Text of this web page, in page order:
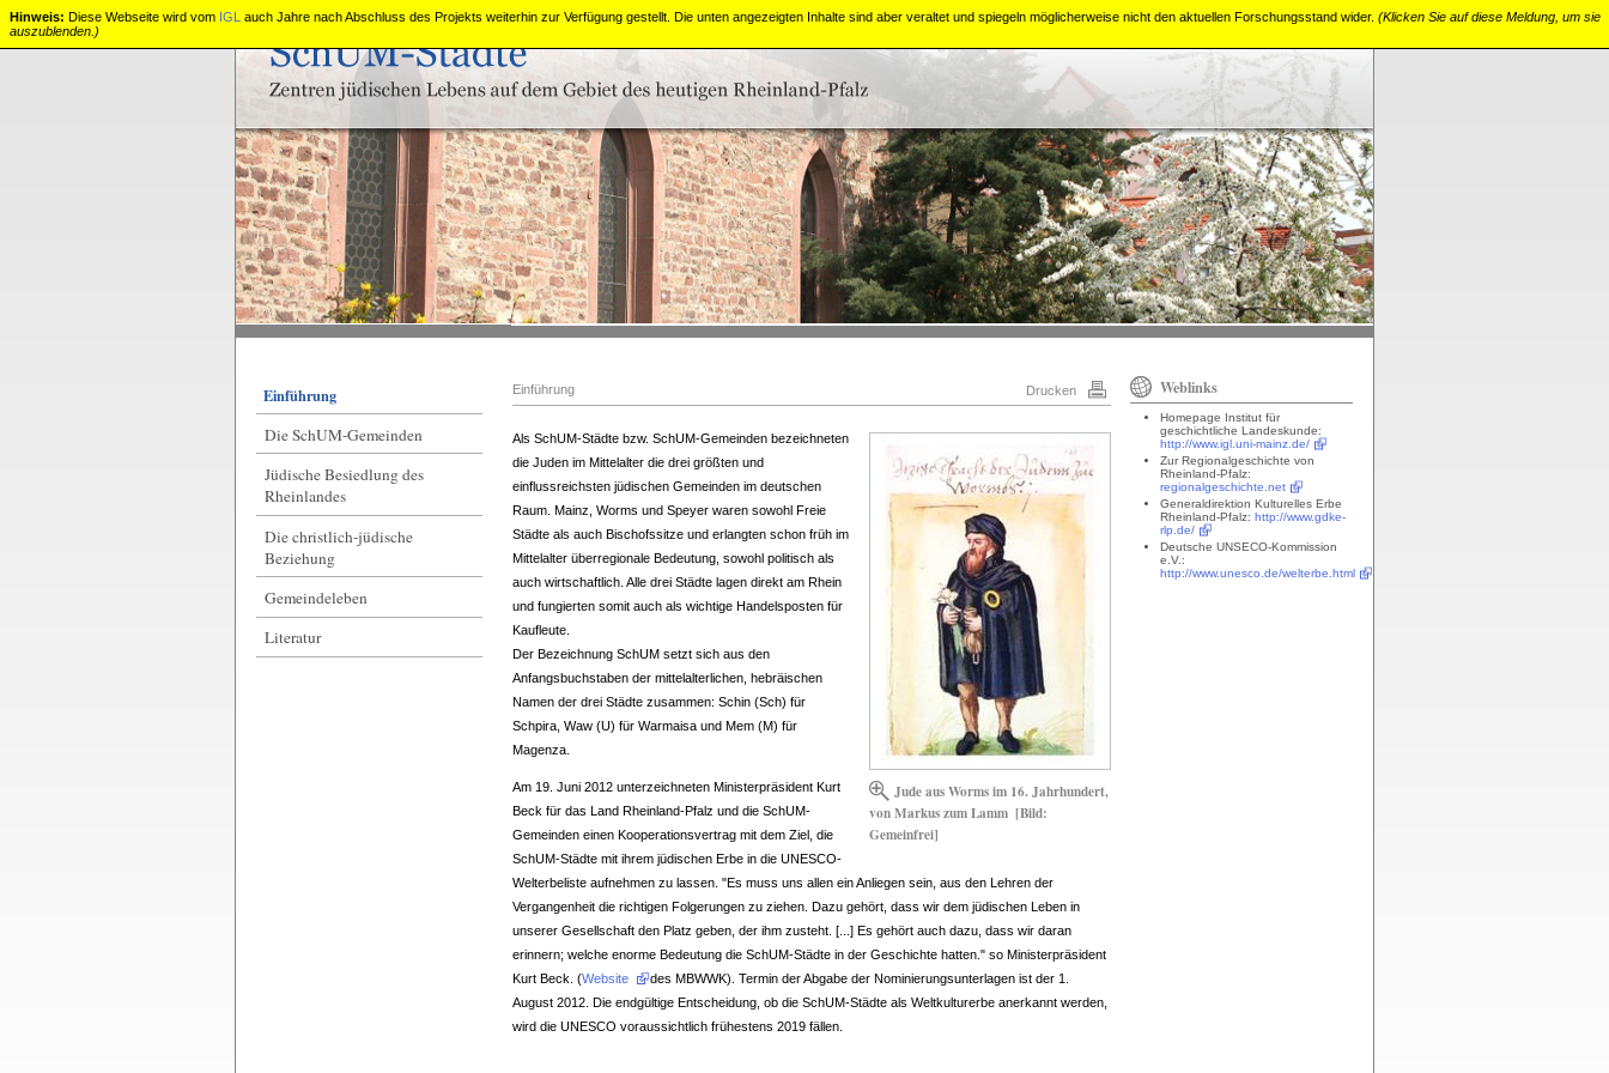
Städte
Einführung
Die SchUM-Gemeinden
Jüdische Besiedlung des
Rheinlandes
Die christlich-jüdische
Beziehung
Gemeindeleben
Literatur
Weblinks
Homepage Institut für
geschichtliche Landeskunde:
http://www.igl.uni-mainz.de/
Zur Regionalgeschichte von
Rheinland-Pfalz:
regionalgeschichte.net
Generaldirektion Kulturelles Erbe
Rheinland-Pfalz: http://www.gdke-
rlp.de/
Deutsche UNSECO-Kommission
e.V.:
http://www.unesco.de/welterbe.html
Drucken
Einführung
Jude aus Worms im 16. Jahrhundert,
von Markus zum Lamm [Bild:
Gemeinfrei]
Als SchUM-Städte bzw. SchUM-Gemeinden bezeichneten
die Juden im Mittelalter die drei größten und
einflussreichsten jüdischen Gemeinden im deutschen
Raum. Mainz, Worms und Speyer waren sowohl Freie
Städte als auch Bischofssitze und erlangten schon früh im
Mittelalter überregionale Bedeutung, sowohl politisch als
auch wirtschaftlich. Alle drei Städte lagen direkt am Rhein
und fungierten somit auch als wichtige Handelsposten für
Kaufleute.
Der Bezeichnung SchUM setzt sich aus den
Anfangsbuchstaben der mittelalterlichen, hebräischen
Namen der drei Städte zusammen: Schin (Sch) für
Schpira, Waw (U) für Warmaisa und Mem (M) für
Magenza.
Am 19. Juni 2012 unterzeichneten Ministerpräsident Kurt
Beck für das Land Rheinland-Pfalz und die SchUM-
Gemeinden einen Kooperationsvertrag mit dem Ziel, die
SchUM-Städte mit ihrem jüdischen Erbe in die UNESCO-
Welterbeliste aufnehmen zu lassen. "Es muss uns allen ein Anliegen sein, aus den Lehren der
Vergangenheit die richtigen Folgerungen zu ziehen. Dazu gehört, dass wir dem jüdischen Leben in
unserer Gesellschaft den Platz geben, der ihm zusteht. [...] Es gehört auch dazu, dass wir daran
erinnern; welche enorme Bedeutung die SchUM-Städte in der Geschichte hatten." so Ministerpräsident
Kurt Beck. (Website
des MBWWK). Termin der Abgabe der Nominierungsunterlagen ist der 1.
August 2012. Die endgültige Entscheidung, ob die SchUM-Städte als Weltkulturerbe anerkannt werden,
wird die UNESCO voraussichtlich frühestens 2019 fällen.
Hinweis: Diese Webseite wird vom IGL auch Jahre nach Abschluss des Projekts weiterhin zur Verfügung gestellt. Die unten angezeigten Inhalte sind aber veraltet und spiegeln möglicherweise nicht den aktuellen Forschungsstand wider. (Klicken Sie auf diese Meldung, um sie
auszublenden.)